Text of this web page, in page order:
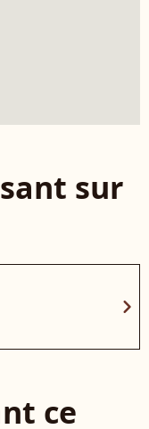
sur
chevron_right
ce